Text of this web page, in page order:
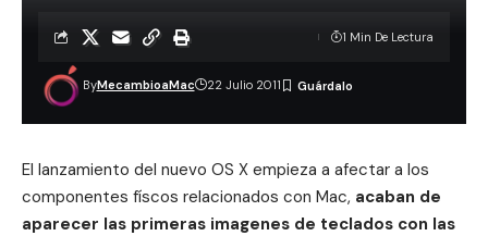
ByMecambioaMac 22 Julio 2011
1 Min De Lectura
El lanzamiento del nuevo OS X empieza a afectar a los
componentes físcos relacionados con Mac, acaban de
aparecer las primeras imagenes de teclados con las